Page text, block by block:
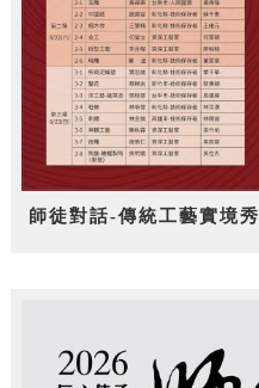
師徒對話-傳統工藝實境秀